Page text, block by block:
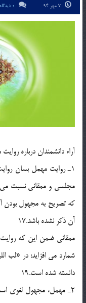
0 دیدگاه
آراء دانشمندان درباره
1ـ روايت مهمل بسان
مجلسى و ممقانى نسبت مى
كه تصريح به مجهول بودن
آن ذكر نشده باشد.17
ممقانى ضمن اين كه
دانسته شده است.19
2ـ مهمل، مجهول لغوى